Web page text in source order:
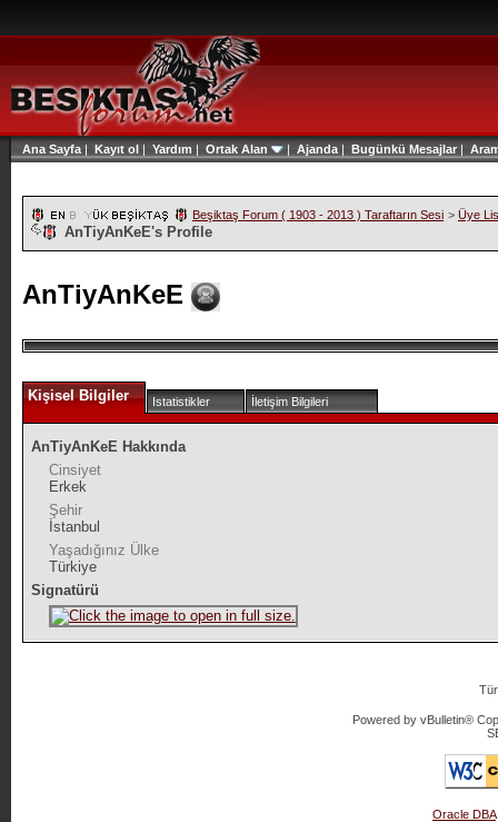
Ana Sayfa | Kayıt ol | Yardım | Ortak Alan | Ajanda | Bugünkü Mesajlar|
Beşiktaş Forum ( 1903 - 2013 ) Taraftarın Sesi > Üye
AnTiyAnKeE's Profile
AnTiyAnKeE
Kişisel Bilgiler Istatistikler İletişim Bilgileri
AnTiyAnKeE Hakkında
Cinsiyet
Erkek
Şehir
İstanbul
Yaşadığınız Ülke
Türkiye
Signatürü
Powered by vBulletin®
Oracle DBA